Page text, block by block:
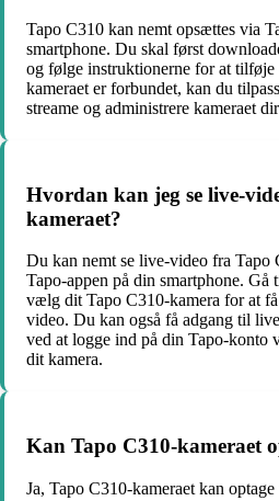
Tapo C310 kan nemt opsættes via
smartphone. Du skal først
og følge instruktionerne for at
kameraet er forbundet, kan du
streame og administrere kameraet
Hvordan kan jeg se live-
kameraet?
Du kan nemt se live-video fra Tapo
Tapo-appen på din smartphone.
vælg dit Tapo C310-kamera for at
video. Du kan også få adgang til
ved at logge ind på din Tapo-konto
dit kamera.
Kan Tapo C310-kameraet
Ja, Tapo C310-kameraet kan